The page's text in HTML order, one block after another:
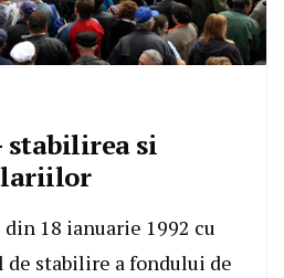
stabilirea si
din 18 ianuarie 1992 cu
stabilire a fondului de